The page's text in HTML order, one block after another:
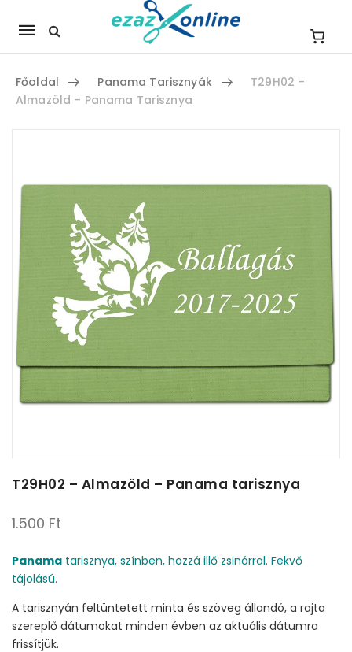
Mobile
navigation
Főoldal Panama Tarisznyák
T29H02 –
Almazöld – Panama Tarisznya
T29H02 – Almazöld – Panama tarisznya
1.500 Ft
Panama tarisznya, színben, hozzá illő zsinórral. Fekvő
tájolású.
A tarisznyán feltüntetett minta és szöveg állandó, a rajta
szereplő dátumokat minden évben az aktuális dátumra
frissítjük.